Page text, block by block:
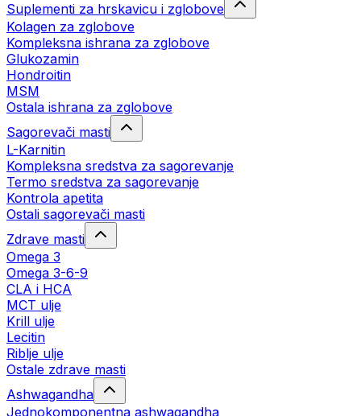
Suplementi za hrskavicu i zglobove
Kolagen za zglobove
Kompleksna ishrana za zglobove
Glukozamin
Hondroitin
MSM
Ostala ishrana za zglobove
Sagorevači masti
L-Karnitin
Kompleksna sredstva za sagorevanje
Termo sredstva za sagorevanje
Kontrola apetita
Ostali sagorevači masti
Zdrave masti
Omega 3
Omega 3-6-9
CLA i HCA
MCT ulje
Krill ulje
Lecitin
Riblje ulje
Ostale zdrave masti
Ashwagandha
Jednokomponentna ashwagandha